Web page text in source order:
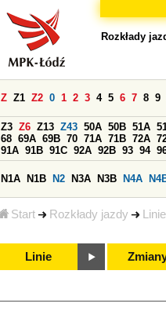
Start Rozkłady jazdy Linie
Rozkłady
Z Z1 Z2 0 1 2 3 4 5 6 7 8 9
Z3 Z6 Z13 Z43 50A 50B 51A
68 69A 69B 70 71A 71B 72A
91A 91B 91C 92A 92B 93 94
N1A N1B N2 N3A N3B N4A
Linie